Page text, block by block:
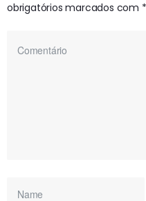
obrigatórios marcados com *